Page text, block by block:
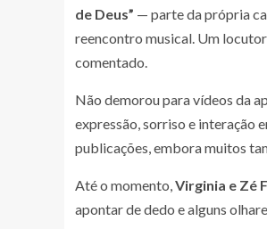
de Deus” — parte da própria
reencontro musical. Um
comentado.
Não demorou para vídeos da
expressão, sorriso e interação
publicações, embora muitos
Até o momento,Virginia e Zé
apontar de dedo e alguns